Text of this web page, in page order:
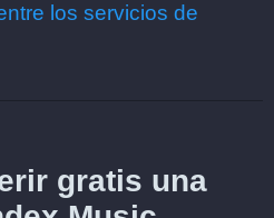
los servicios de
gratis una